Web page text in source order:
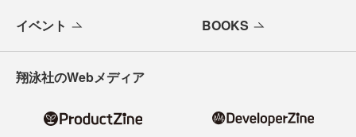
イベント BOOKS
翔泳社のWebメディア